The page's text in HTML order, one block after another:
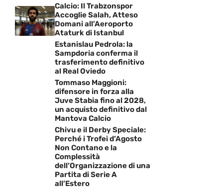
Calcio: Il Trabzonspor
Accoglie Salah, Atteso
Domani all’Aeroporto
Ataturk di Istanbul
Estanislau Pedrola: la
Sampdoria conferma il
trasferimento definitivo
al Real Oviedo
Tommaso Maggioni:
difensore in forza alla
Juve Stabia fino al 2028,
un acquisto definitivo dal
Mantova Calcio
Chivu e il Derby Speciale:
Perché i Trofei d’Agosto
Non Contano e la
Complessità
dell’Organizzazione di una
Partita di Serie A
all’Estero